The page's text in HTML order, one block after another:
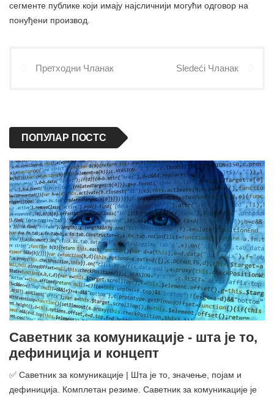
сегменте публике који имају најсличнији могући одговор на
понуђени производ.
Претходни Чланак Sledeći Чланак
ПОПУЛАР ПОСТС
Саветник за комуникације - шта је то,
дефиниција и концепт
✅ Саветник за комуникације | Шта је то, значење, појам и
дефиниција. Комплетан резиме. Саветник за комуникације је